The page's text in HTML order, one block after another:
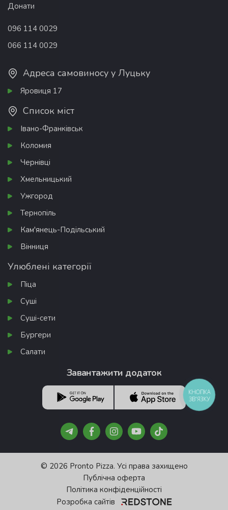
Донати
096 114 0029
066 114 0029
Адреса самовиносу у Луцьку
Яровиця 17
Список міст
Івано-Франківськ
Коломия
Чернівці
Хмельницький
Ужгород
Тернопіль
Кам'янець-Подільський
Вінниця
Улюблені категорії
Піца
Суші
Суші-сети
Бургери
Салати
Завантажити додаток
© 2026 Pronto Pizza. Усі права захищено
Публічна оферта
Політика конфіденційності
Розробка сайтів
КНОПКА
ЗВ'ЯЗКУ